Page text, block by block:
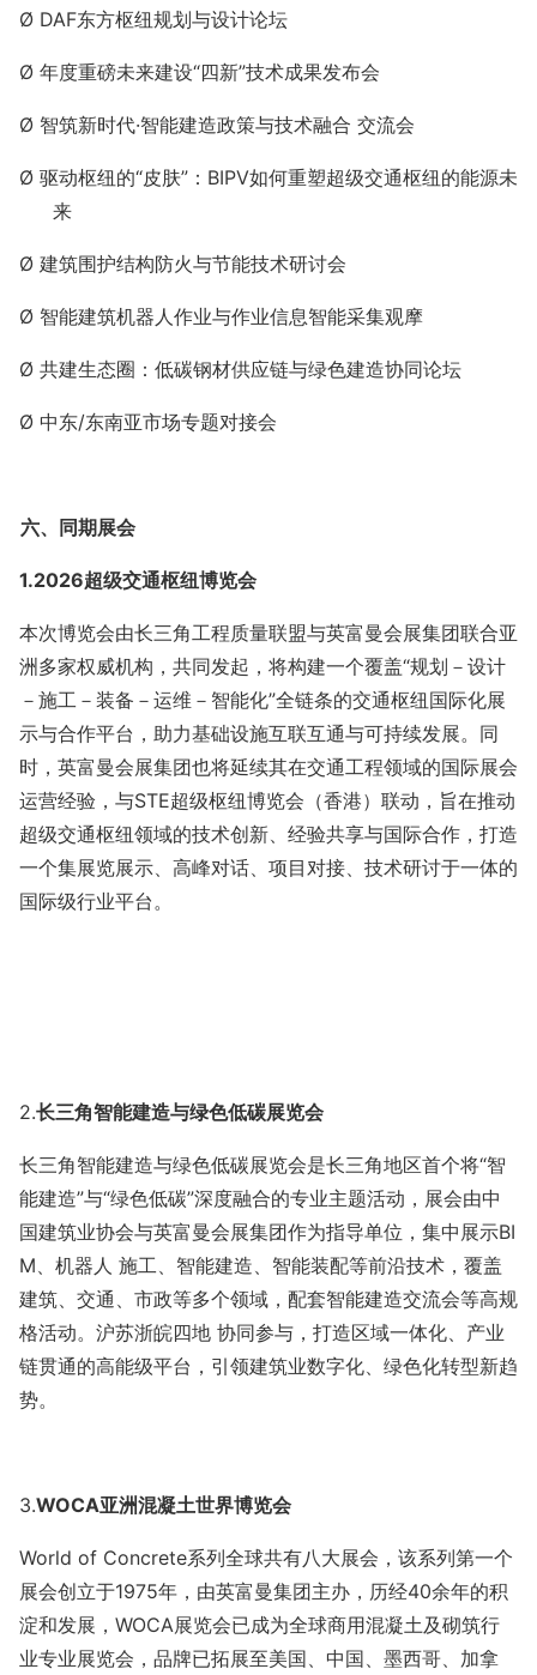
Ø DAF东方枢纽规划与设计论坛
Ø 年度重磅未来建设“四新”技术成果发布会
Ø 智筑新时代·智能建造政策与技术融合 交流会
Ø 驱动枢纽的“皮肤”：BIPV如何重塑超级交通枢纽的能源未
来
Ø 建筑围护结构防火与节能技术研讨会
Ø 智能建筑机器人作业与作业信息智能采集观摩
Ø 共建生态圈：低碳钢材供应链与绿色建造协同论坛
Ø 中东/东南亚市场专题对接会
六、同期展会
1.2026超级交通枢纽博览会
本次博览会由长三角工程质量联盟与英富曼会展集团联合亚
洲多家权威机构，共同发起， 将构建一个覆盖“规划－设计
－施工－装备－运维－智能化”全链条的交通枢纽国际化展
示与合作平台，助力基础设施互联互通与可持续发展。同
时，英富曼会展集团也将延续其在交通工程领域的国际展会
运营经验， 与STE超级枢纽博览会（香港）联动，旨在推动
超级交通枢纽领域的技术创新、经验共享与国际合作，打造
一个集展览展示、高峰对话、项目对接、技术研讨于一体的
国际级行业平台。
2.长三角智能建造与绿色低碳展览会
长三角智能建造与绿色低碳展览会是长三角地区首个将“智
能建造”与“绿色低碳”深度融合的专业主题活动，展会由中
国建筑业协会与英富曼会展集团作为指导单位，集中展示BI
M、机器人 施工、智能建造、智能装配等前沿技术，覆盖
建筑、交通、市政等多个领域，配套智能建造交流会等高规
格活动。沪苏浙皖四地 协同参与，打造区域一体化、产业
链贯通的高能级平台，引领建筑业数字化、绿色化转型新趋
势。
3.WOCA亚洲混凝土世界博览会
World of Concrete系列全球共有八大展会，该系列第一个
展会创立于1975年，由英富曼集团主办，历经40余年的积
淀和发展，WOCA展览会已成为全球商用混凝土及砌筑行
业专业展览会，品牌已拓展至美国、中国、墨西哥、加拿